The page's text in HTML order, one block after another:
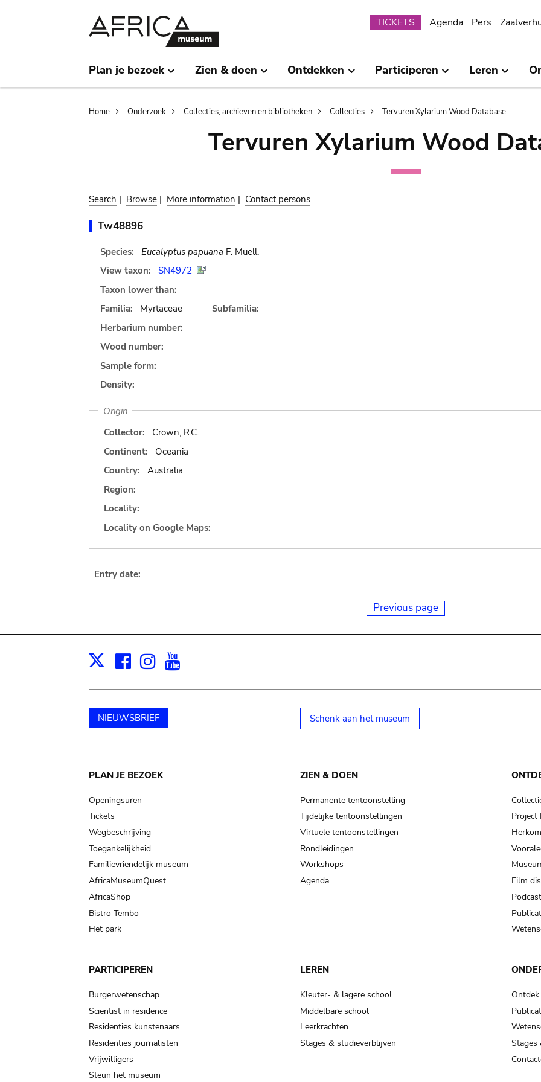
Submenu
TICKETS Agenda Pers
Plan je bezoek Zien & doen Ontdekken Participeren Leren
Breadcrumb
Home Onderzoek Collecties, archieven en bibliotheken Collecties Tervuren Xylarium Wood Database
Tervuren Xylarium Wood
Search | Browse | More information | Contact persons
Tw48896
Species: Eucalyptus papuana F. Muell.
View taxon:
SN4972
Taxon lower than:
Familia:
Myrtaceae
Subfamilia:
Herbarium number:
Wood number:
Sample form:
Density:
Origin
Collector:
Crown, R.C.
Continent:
Oceania
Country:
Australia
Region:
Locality:
Locality on Google Maps:
Entry date:
Previous page
X Facebook
Instagram
NIEUWSBRIEF Schenk aan het museum
Main
navigation
PLAN JE BEZOEK
Openingsuren
Tickets
Wegbeschrijving
Toegankelijkheid
Familievriendelijk museum
AfricaMuseumQuest
AfricaShop
Bistro Tembo
Het park
ZIEN & DOEN
Permanente tentoonstelling
Tijdelijke tentoonstellingen
Virtuele tentoonstellingen
Rondleidingen
Workshops
Agenda
Project
Film
PARTICIPEREN
Burgerwetenschap
Scientist in residence
Residenties kunstenaars
Residenties journalisten
Vrijwilligers
Steun het museum
LEREN
Kleuter- & lagere school
Middelbare school
Leerkrachten
Stages & studieverblijven
Stages